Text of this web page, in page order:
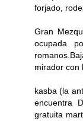
forjado,
Gran
ocupada
mirador con
kasba (la
encuentra
gratuita